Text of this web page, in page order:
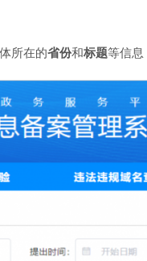
所在的省份和标题等信息